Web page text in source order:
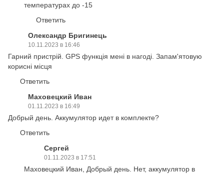
температурах до -15
Ответить
Олександр Бригинець
10.11.2023 в 16:46
Гарний пристрій. GPS функція мені в нагоді. Запам'ятовую
корисні місця
Ответить
Маховецкий Иван
01.11.2023 в 16:49
Добрый день. Аккумулятор идет в комплекте?
Ответить
Сергей
01.11.2023 в 17:51
Маховецкий Иван, Добрый день. Нет, аккумулятор в